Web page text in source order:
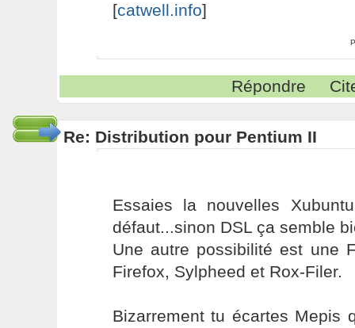
[catwell.info]
Répondre
Re: Distribution pour Pentium II
Essaies la nouvelles
défaut...sinon DSL ça semble
Une autre possibilité est une
Firefox, Sylpheed et Rox-Filer.
Bizarrement tu écartes Mepis